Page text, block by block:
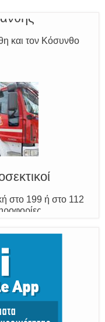
στο 199 ή στο 112
και τον Κόσυνθο